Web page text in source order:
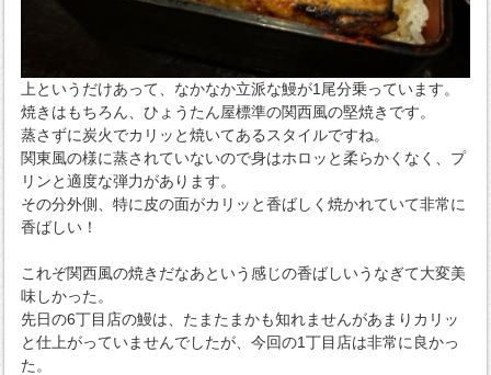
上というだけあって、なかなか立派な鰻が1尾分乗っています。
焼きはもちろん、ひょうたん屋標準の関西風の堅焼きです。
蒸さずに炭火でカリッと焼いてあるスタイルですね。
関東風の様に蒸されていないので身はホロッと柔らかくなく、プ
リンと適度な弾力があります。
その分外側、特に皮の面がカリッと香ばしく焼かれていて非常に
香ばしい！
これぞ関西風の焼きだなあという感じの香ばしいうなぎて大変美
味しかった。
先日の6丁目店の鰻は、たまたまかも知れませんがあまりカリッ
と仕上がっていませんでしたが、今回の1丁目店は非常に良かっ
た。